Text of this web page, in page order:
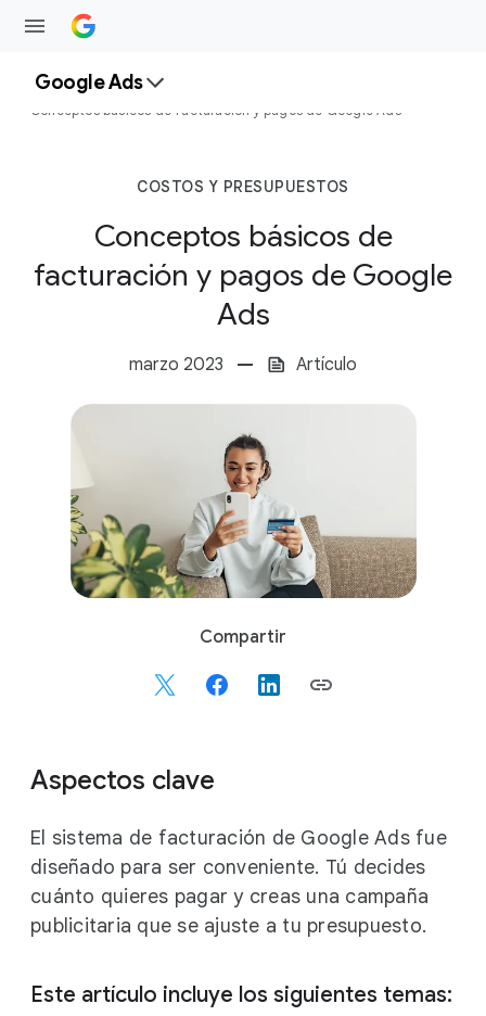
Google Ads
Recursos
Conceptos básicos de facturación y pagos de Google Ads
COSTOS Y PRESUPUESTOS
Conceptos básicos de
facturación y pagos de Google
Ads
marzo 2023 Artículo
M
d
u
l
e
Compartir
Aspectos clave
El sistema de facturación de Google Ads fue
diseñado para ser conveniente. Tú decides
cuánto quieres pagar y creas una campaña
publicitaria que se ajuste a tu presupuesto.
Este artículo incluye los siguientes temas: